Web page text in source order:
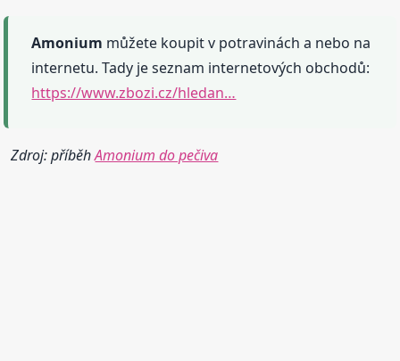
Amonium můžete koupit v potravinách a nebo na
internetu. Tady je seznam internetových obchodů:
https://www.zbozi.cz/hledan…
Zdroj: příběhAmonium do pečiva